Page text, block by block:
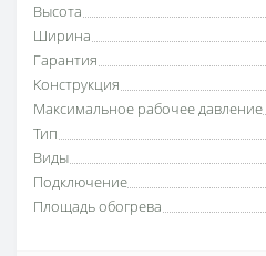
Высота
Ширина
Гарантия
Конструкция
Максимальное рабочее давление
Тип
Виды
Подключение
Площадь обогрева